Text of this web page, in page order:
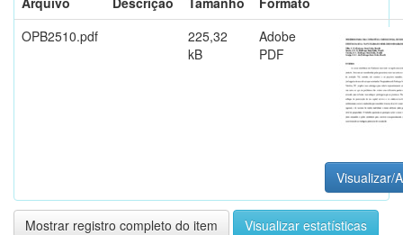
OPB2510.pdf
225,32
kB
Adobe
PDF
Visualizar/
Mostrar registro completo do item Visualizar estatísticas